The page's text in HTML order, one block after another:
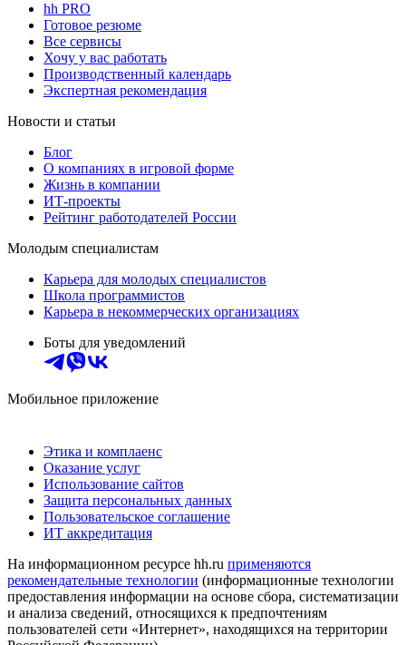
hh PRO
Готовое резюме
Все сервисы
Хочу у вас работать
Производственный календарь
Экспертная рекомендация
Новости и статьи
Блог
О компаниях в игровой форме
Жизнь в компании
ИТ-проекты
Рейтинг работодателей России
Молодым специалистам
Карьера для молодых специалистов
Школа программистов
Карьера в некоммерческих организациях
Боты для уведомлений
Мобильное приложение
Этика и комплаенс
Оказание услуг
Использование сайтов
Защита персональных данных
Пользовательское соглашение
ИТ аккредитация
На информационном ресурсе hh.ru применяются
рекомендательные технологии (информационные технологии
предоставления информации на основе сбора, систематизации
и анализа сведений, относящихся к предпочтениям
пользователей сети «Интернет», находящихся на территории